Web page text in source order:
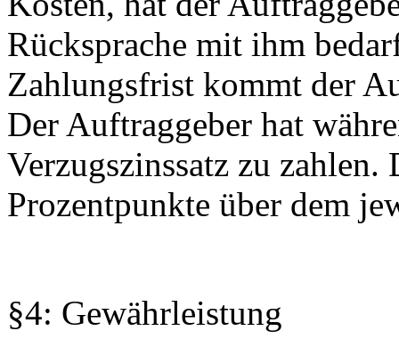
Rücksprache mit ihm
Zahlungsfrist kommt der
Der Auftraggeber hat
Verzugszinssatz zu zahlen.
Prozentpunkte über dem
§4: Gewährleistung